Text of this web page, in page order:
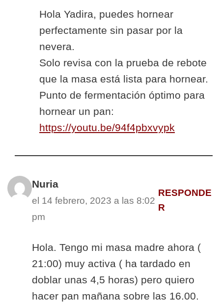
Hola Yadira, puedes hornear
perfectamente sin pasar por la
nevera.
Solo revisa con la prueba de rebote
que la masa está lista para hornear.
Punto de fermentación óptimo para
hornear un pan:
https://youtu.be/94f4pbxvypk
Nuria
el 14 febrero, 2023 a las 8:02
pm
RESPONDE
R
Hola. Tengo mi masa madre ahora (
21:00) muy activa ( ha tardado en
doblar unas 4,5 horas) pero quiero
hacer pan mañana sobre las 16.00.